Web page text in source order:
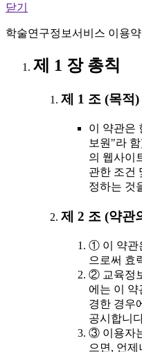
닫기
학술연구정보서비스 이용
제 1 장 총칙
제 1 조 (목적)
이 약관은
보원"라
의 웹사이
관한 조건
정하는 것
제 2 조 (약관
① 이 약관
으로써 효
② 교육정
에는 이 약
경한 경우
공시합니
③ 이용자
으면, 언제